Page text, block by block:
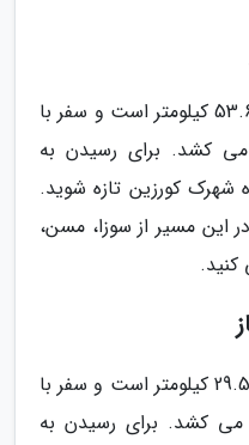
فاصله کیش تا جزیره ناز حدود 53.6 کیلومتر است و سفر با
دقیقه طول می کشد. برای رسیدن به
باید از قشم وارد ‫جاده شهرک کورزین تازه شوید.
این مسیر از سوزا، مسن،
فاصله درگهان تا جزایر ناز حدود 29.5 کیلومتر است و سفر با
کشد. برای رسیدن به